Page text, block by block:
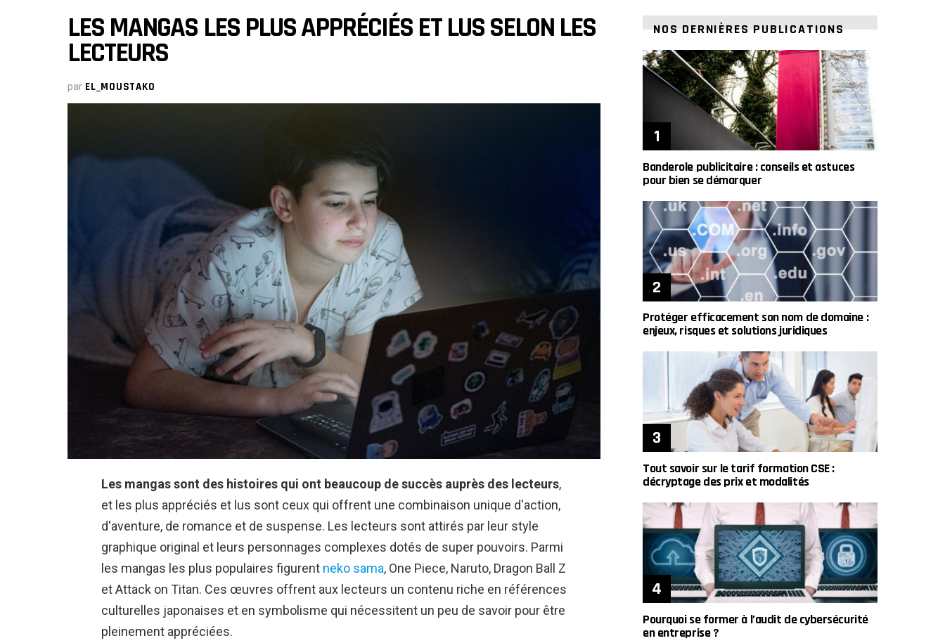
LES MANGAS LES PLUS APPRÉCIÉS ET LUS SELON LES
LECTEURS
par EL_MOUSTAKO
Les mangas sont des histoires qui ont beaucoup de succès auprès des lecteurs,
et les plus appréciés et lus sont ceux qui offrent une combinaison unique d'action,
d'aventure, de romance et de suspense. Les lecteurs sont attirés par leur style
graphique original et leurs personnages complexes dotés de super pouvoirs. Parmi
les mangas les plus populaires figurent neko sama, One Piece, Naruto, Dragon Ball Z
et Attack on Titan. Ces œuvres offrent aux lecteurs un contenu riche en références
culturelles japonaises et en symbolisme qui nécessitent un peu de savoir pour être
pleinement appréciées.
NOS DERNIÈRES PUBLICATIONS
Banderole publicitaire : conseils et astuces
pour bien se démarquer
Protéger efficacement son nom de domaine :
enjeux, risques et solutions juridiques
Tout savoir sur le tarif formation CSE :
décryptage des prix et modalités
Pourquoi se former à l’audit de cybersécurité
en entreprise ?